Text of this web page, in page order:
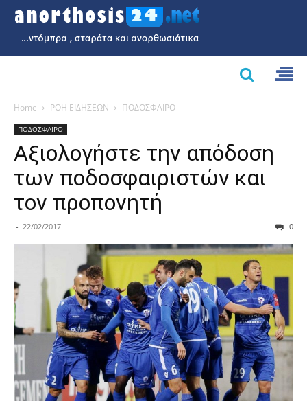
Home ΡΟΗ ΕΙΔΗΣΕΩΝ ΠΟΔΟΣΦΑΙΡΟ
ΠΟΔΟΣΦΑΙΡΟ
Αξιολογήστε την απόδοση
των ποδοσφαιριστών και
τον προπονητή
- 22/02/2017 0